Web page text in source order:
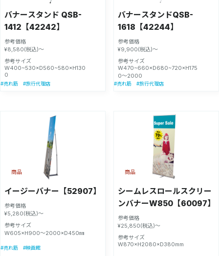
バナースタンド QSB-
1412【42242】
参考価格
¥8,580(税込)～
参考サイズ
W400~530×D560~580×H130
0
#売れ筋 #旅行代理店
バナースタンドQSB-
1618【42244】
参考価格
¥9,900(税込)～
参考サイズ
W470~660×D680~720×H175
0〜2000
#売れ筋 #旅行代理店
イージーバナー【52907】
参考価格
¥5,280(税込)～
参考サイズ
W605×H900〜2000×D450㎜
商品
#売れ筋 #映画館
シームレスロールスクリー
ンバナーW850【60097】
参考価格
¥25,850(税込)～
参考サイズ
W870×H2080×D380mm
商品